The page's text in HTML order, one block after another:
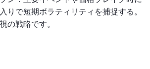
りで短期ボラティリティを捕捉する。
の戦略です。